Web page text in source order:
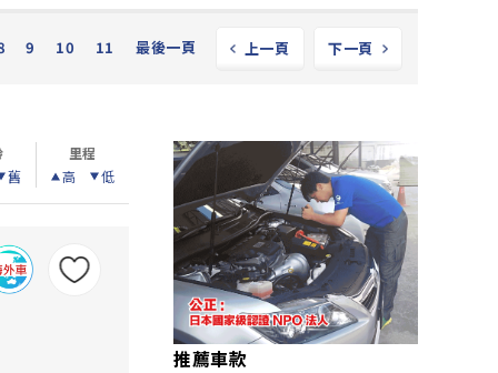
9 10 11 最後一頁 上一頁 下一頁
舊
里程
高
低
推薦車款